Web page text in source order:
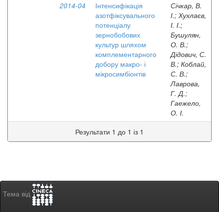
2014-04
Інтенсифікація
азотфіксувального
потенціалу
зернобобових
культур шляхом
комплементарного
добору макро- і
мікросимбіонтів
Січкар, В.
І.; Хухлаєв,
І. І.;
Бушулян,
О. В.;
Дідович, С.
В.; Коблай,
С. В.;
Лаврова,
Г. Д.;
Гаежело,
О. І.
Результати 1 до 1 із 1
Тема від